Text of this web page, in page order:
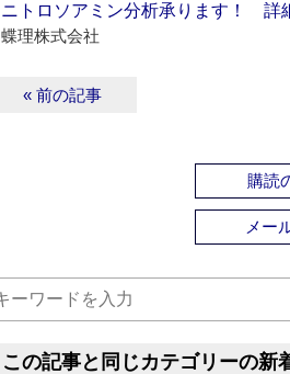
ニトロソアミン分析承ります！ 詳
蝶理株式会社
« 前の記事
購読
メー
この記事と同じカテゴリーの新